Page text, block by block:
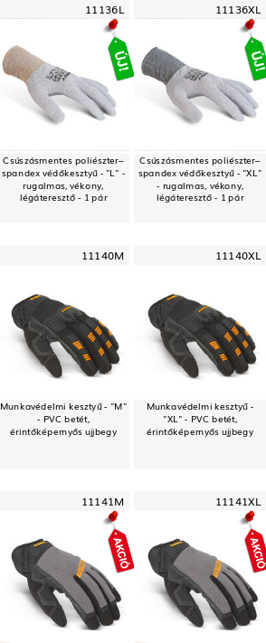
11136L
Csúszásmentes poliészter–
spandex védőkesztyű - "L" -
rugalmas, vékony,
légáteresztő - 1 pár
11136XL
Csúszásmentes poliészter–
spandex védőkesztyű - "XL"
- rugalmas, vékony,
légáteresztő - 1 pár
11140M
Munkavédelmi kesztyű - "M"
- PVC betét,
érintőképernyős ujjbegy
11140XL
Munkavédelmi kesztyű -
"XL" - PVC betét,
érintőképernyős ujjbegy
11141M 11141XL